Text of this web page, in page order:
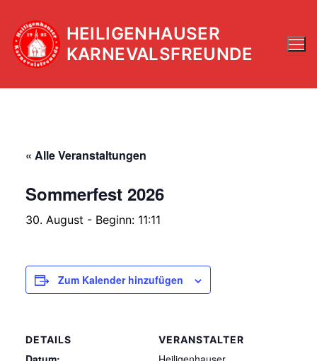
Inhalt
springen
HEILIGENHAUSER
KARNEVALSFREUNDE
« Alle Veranstaltungen
Sommerfest 2026
30. August - Beginn: 11:11
Zum Kalender hinzufügen
DETAILS VERANSTALTER